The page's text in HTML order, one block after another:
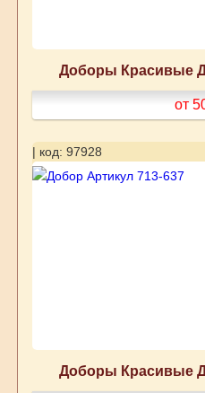
Доборы Красивые
от
| код: 97928
Доборы Красивые